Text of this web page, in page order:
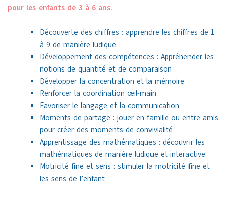
pour les enfants de 3 à 6 ans.
Découverte des chiffres : apprendre les chiffres de 1
à 9 de manière ludique
Développement des compétences : Appréhender les
notions de quantité et de comparaison
Développer la concentration et la mémoire
Renforcer la coordination œil-main
Favoriser le langage et la communication
Moments de partage : jouer en famille ou entre amis
pour créer des moments de convivialité
Apprentissage des mathématiques : découvrir les
mathématiques de manière ludique et interactive
Motricité fine et sens : stimuler la motricité fine et
les sens de l’enfant